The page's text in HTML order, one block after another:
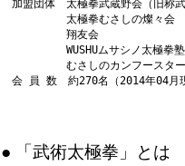
加盟団体　太極拳武蔵野会（旧称
太極拳むさしの燦々会
翔友会
WUSHUムサシノ太極拳塾
むさしのカンフースター
● 「武術太極拳」とは